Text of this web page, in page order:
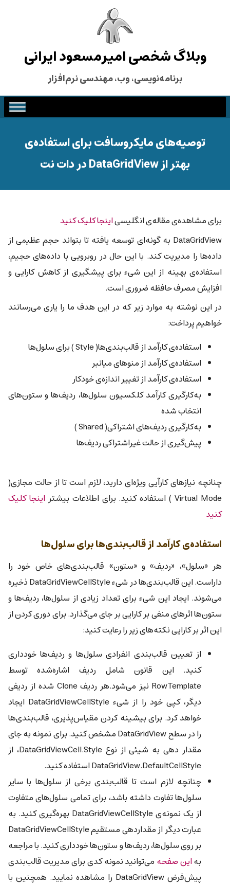
وبلاگ شخصی امیرمسعود ایرانی
برنامه‌نویسی، وب، مهندسی نرم‌افزار
توصیه‌های مایکروسافت برای استفاده‌ی
بهتر از DataGridView در دات نت
برای مشاهده‌ی مقاله‌ی انگلیسیاینجا کلیک کنید
DataGridView به گونه‌ای توسعه یافته تا بتواند حجم عظیمی از
داده‌ها را مدیریت کند. با این حال در روبرویی با داده‌های حجیم،
استفاده‌ی بهینه از این شیء برای پیشگیری از کاهش کارایی و
افزایش مصرف حافظه ضروری است.
در این نوشته به موارد زیر که در این هدف ما را یاری می‌رسانند
خواهیم پرداخت:
استفاده‌ی کارآمد از قالب‌بندی‌ها( Style ) برای سلول‌ها
استفاده‌ی کارآمد از منوهای میانبر
استفاده‌ی کارآمد از تغییر اندازه‌ی خودکار
به‌کارگیری کارآمد کلکسیون سلول‌ها، ردیف‌ها و ستون‌های
انتخاب شده
به‌کارگیری ردیف‌های اشتراکی( Shared )
پیش‌گیری از حالت غیراشتراکی ردیف‌ها
چنانچه نیازهای کارآیی ویژه‌ای دارید، لازم است تا از حالت مجازی(
Virtual Mode ) استفاده کنید. برای اطلاعات بیشتر
اینجا کلیک
کنید
استفاده‌ی کارآمد از قالب‌بندی‌ها برای سلول‌ها
هر «سلول»، «ردیف» و «ستون» قالب‌بندی‌های خاص خود را
داراست. این قالب‌بندی‌ها در شیء DataGridViewCellStyle ذخیره
می‌شوند. ایجاد این شیء برای تعداد زیادی از سلول‌ها، ردیف‌ها و
ستون‌ها اثرهای منفی بر کارایی بر جای می‌گذارد. برای دوری کردن از
این اثر بر کارایی نکته‌های زیر را رعایت کنید:
از تعیین قالب‌بندی انفرادی سلول‌ها و ردیف‌ها خودداری
کنید. این قانون شامل ردیف اشاره‌شده توسط
RowTemplate نیز می‌شود.هر ردیف Clone شده از ردیفی
دیگر، کپی خود را از شیء DataGridViewCellStyle ایجاد
خواهد کرد. برای بیشینه کردن مقیاس‌پذیری، قالب‌بندی‌ها
را در سطح DataGridView مشخص کنید. برای نمونه به جای
مقدار دهی به شیئی از نوع DataGridViewCell.Style، از
DataGridView.DefaultCellStyle استفاده کنید.
چنانچه لازم است تا قالب‌بندی برخی از سلول‌ها با سایر
سلول‌ها تفاوت داشته باشد، برای تمامی سلول‌های متفاوت
از یک نمونه‌ی DataGridViewCellStyle بهره‌گیری کنید. به
عبارت دیگر از مقداردهی مستقیم DataGridViewCellStyle
بر روی سلول‌ها، ردیف‌ها و ستون‌ها خودداری کنید. با مراجعه
بهاین صفحه می‌توانید نمونه کدی برای مدیریت قالب‌بندی
پیش‌فرض DataGridView را مشاهده نمایید. همچنین با